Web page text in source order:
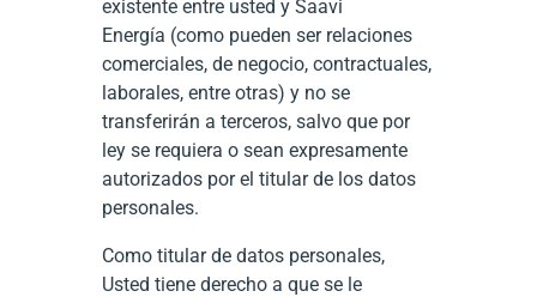
existente entre usted y Saavi
Energía (como pueden ser relaciones
comerciales, de negocio, contractuales,
laborales, entre otras) y no se
transferirán a terceros, salvo que por
ley se requiera o sean expresamente
autorizados por el titular de los datos
personales.
Como titular de datos personales,
Usted tiene derecho a que se le